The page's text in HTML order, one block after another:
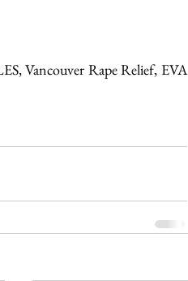
Vancouver Rape Relief, EVA